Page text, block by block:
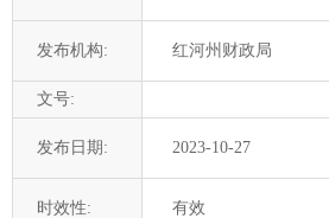
发布机构: 红河州财政局
文号:
发布日期: 2023-10-27
时效性: 有效